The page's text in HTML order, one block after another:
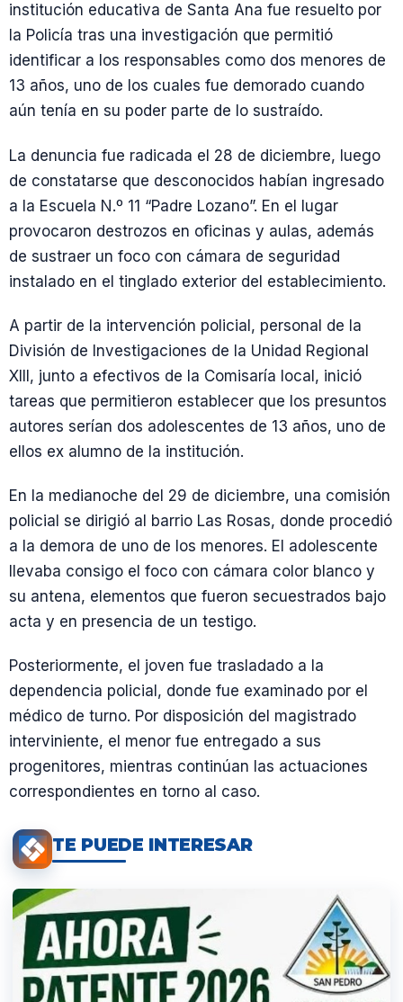
institución educativa de Santa Ana fue resuelto por
la Policía tras una investigación que permitió
identificar a los responsables como dos menores de
13 años, uno de los cuales fue demorado cuando
aún tenía en su poder parte de lo sustraído.
La denuncia fue radicada el 28 de diciembre, luego
de constatarse que desconocidos habían ingresado
a la Escuela N.º 11 “Padre Lozano”. En el lugar
provocaron destrozos en oficinas y aulas, además
de sustraer un foco con cámara de seguridad
instalado en el tinglado exterior del establecimiento.
A partir de la intervención policial, personal de la
División de Investigaciones de la Unidad Regional
XIII, junto a efectivos de la Comisaría local, inició
tareas que permitieron establecer que los presuntos
autores serían dos adolescentes de 13 años, uno de
ellos ex alumno de la institución.
En la medianoche del 29 de diciembre, una comisión
policial se dirigió al barrio Las Rosas, donde procedió
a la demora de uno de los menores. El adolescente
llevaba consigo el foco con cámara color blanco y
su antena, elementos que fueron secuestrados bajo
acta y en presencia de un testigo.
Posteriormente, el joven fue trasladado a la
dependencia policial, donde fue examinado por el
médico de turno. Por disposición del magistrado
interviniente, el menor fue entregado a sus
progenitores, mientras continúan las actuaciones
correspondientes en torno al caso.
TE PUEDE INTERESAR